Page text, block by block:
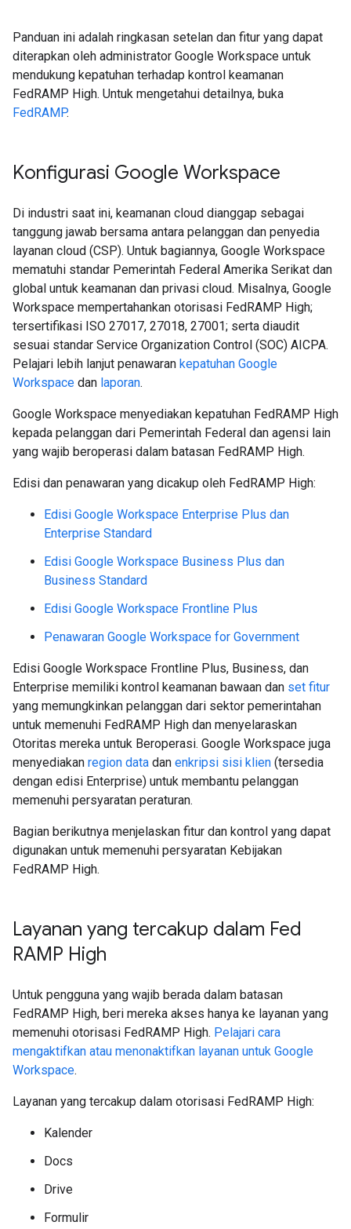
Panduan ini adalah ringkasan setelan dan fitur yang dapat
diterapkan oleh administrator Google Workspace untuk
mendukung kepatuhan terhadap kontrol keamanan
FedRAMP High. Untuk mengetahui detailnya, buka
FedRAMP.
Konfigurasi Google Workspace
Di industri saat ini, keamanan cloud dianggap sebagai
tanggung jawab bersama antara pelanggan dan penyedia
layanan cloud (CSP). Untuk bagiannya, Google Workspace
mematuhi standar Pemerintah Federal Amerika Serikat dan
global untuk keamanan dan privasi cloud. Misalnya, Google
Workspace mempertahankan otorisasi FedRAMP High;
tersertifikasi ISO 27017, 27018, 27001; serta diaudit
sesuai standar Service Organization Control (SOC) AICPA.
Pelajari lebih lanjut penawaran kepatuhan Google
Workspace dan laporan.
Google Workspace menyediakan kepatuhan FedRAMP High
kepada pelanggan dari Pemerintah Federal dan agensi lain
yang wajib beroperasi dalam batasan FedRAMP High.
Edisi dan penawaran yang dicakup oleh FedRAMP High:
Edisi Google Workspace Enterprise Plus dan
Enterprise Standard
Edisi Google Workspace Business Plus dan
Business Standard
Edisi Google Workspace Frontline Plus
Penawaran Google Workspace for Government
Edisi Google Workspace Frontline Plus, Business, dan
Enterprise memiliki kontrol keamanan bawaan dan set fitur
yang memungkinkan pelanggan dari sektor pemerintahan
untuk memenuhi FedRAMP High dan menyelaraskan
Otoritas mereka untuk Beroperasi. Google Workspace juga
menyediakan region data dan enkripsi sisi klien (tersedia
dengan edisi Enterprise) untuk membantu pelanggan
memenuhi persyaratan peraturan.
Bagian berikutnya menjelaskan fitur dan kontrol yang dapat
digunakan untuk memenuhi persyaratan Kebijakan
FedRAMP High.
Layanan yang tercakup dalam Fed
RAMP High
Untuk pengguna yang wajib berada dalam batasan
FedRAMP High, beri mereka akses hanya ke layanan yang
memenuhi otorisasi FedRAMP High. Pelajari cara
mengaktifkan atau menonaktifkan layanan untuk Google
Workspace.
Layanan yang tercakup dalam otorisasi FedRAMP High:
Kalender
Docs
Drive
Formulir